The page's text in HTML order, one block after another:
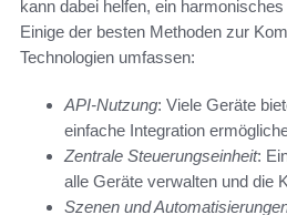
kann dabei helfen, ein
Einige der besten Methoden zur
Technologien umfassen:
API-Nutzung: Viele Geräte
einfache Integration
Zentrale Steuerungseinheit:
alle Geräte verwalten und die
Szenen und